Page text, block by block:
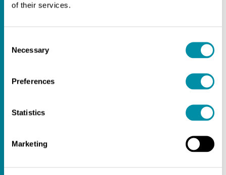
of their services.
Selection
Necessary
Preferences
Statistics
Marketing